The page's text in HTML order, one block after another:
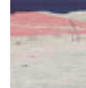
¿Tienes dudas a la
necesitas?
Compara esta y
en contacto con